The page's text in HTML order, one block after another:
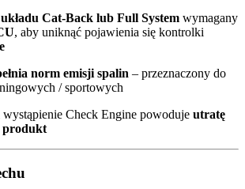
układu Cat-Back lub Full System wymagany
, aby uniknąć pojawienia się kontrolki
norm emisji spalin – przeznaczony do
/ sportowych
Check Engine powoduje utratę
produkt